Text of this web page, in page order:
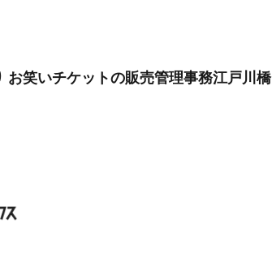
お笑いチケットの販売管理事務江戸川橋